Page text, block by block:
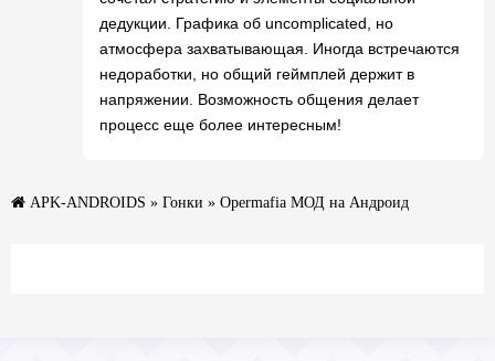
дедукции. Графика об uncomplicated, но
атмосфера захватывающая. Иногда встречаются
недоработки, но общий геймплей держит в
напряжении. Возможность общения делает
процесс еще более интересным!
APK-ANDROIDS » Гонки » Opermafia МОД на Андроид